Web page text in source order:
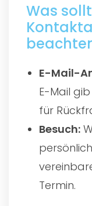
Was
E-Mail-
E-Mail
für
Besuch:
Termin.